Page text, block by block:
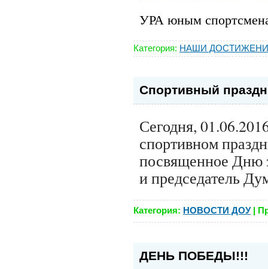
УРА юным
Категория: НАШИ
Спортивный
Сегодня,
спортивном
посвященное Дню
и председатель
Категория: НОВОСТИ ДОУ|
ДЕНЬ ПОБЕДЫ!!!